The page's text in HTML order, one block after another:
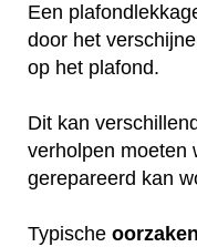
Een
door het
op het plafond.
Dit kan
verholpen moeten
gerepareerd kan
Typische oorzaken